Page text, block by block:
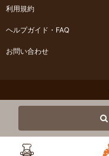
利用規約
ヘルプガイド・FAQ
お問い合わせ